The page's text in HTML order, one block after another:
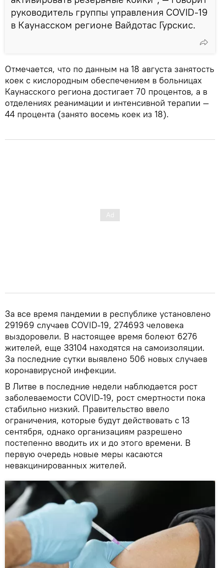
руководитель группы управления COVID-19
в Каунасском регионе Вайдотас Гурскис.
Отмечается, что по данным на 18 августа занятость
коек с кислородным обеспечением в больницах
Каунасского региона достигает 70 процентов, а в
отделениях реанимации и интенсивной терапии —
44 процента (занято восемь коек из 18).
За все время пандемии в республике установлено
291969 случаев COVID-19, 274693 человека
выздоровели. В настоящее время болеют 6276
жителей, еще 33104 находятся на самоизоляции.
За последние сутки выявлено 506 новых случаев
коронавирусной инфекции.
В Литве в последние недели наблюдается рост
заболеваемости COVID-19, рост смертности пока
стабильно низкий. Правительство ввело
ограничения, которые будут действовать с 13
сентября, однако организациям разрешено
постепенно вводить их и до этого времени. В
первую очередь новые меры касаются
невакцинированных жителей.